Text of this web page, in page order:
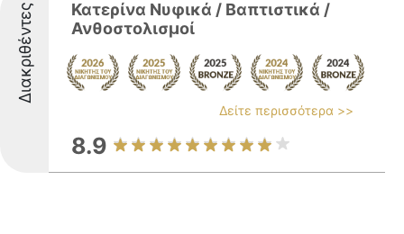
Διακριθέντες
Κατερίνα Νυφικά / Βαπτιστικά /
Ανθοστολισμοί
Δείτε περισσότερα >>
8.9